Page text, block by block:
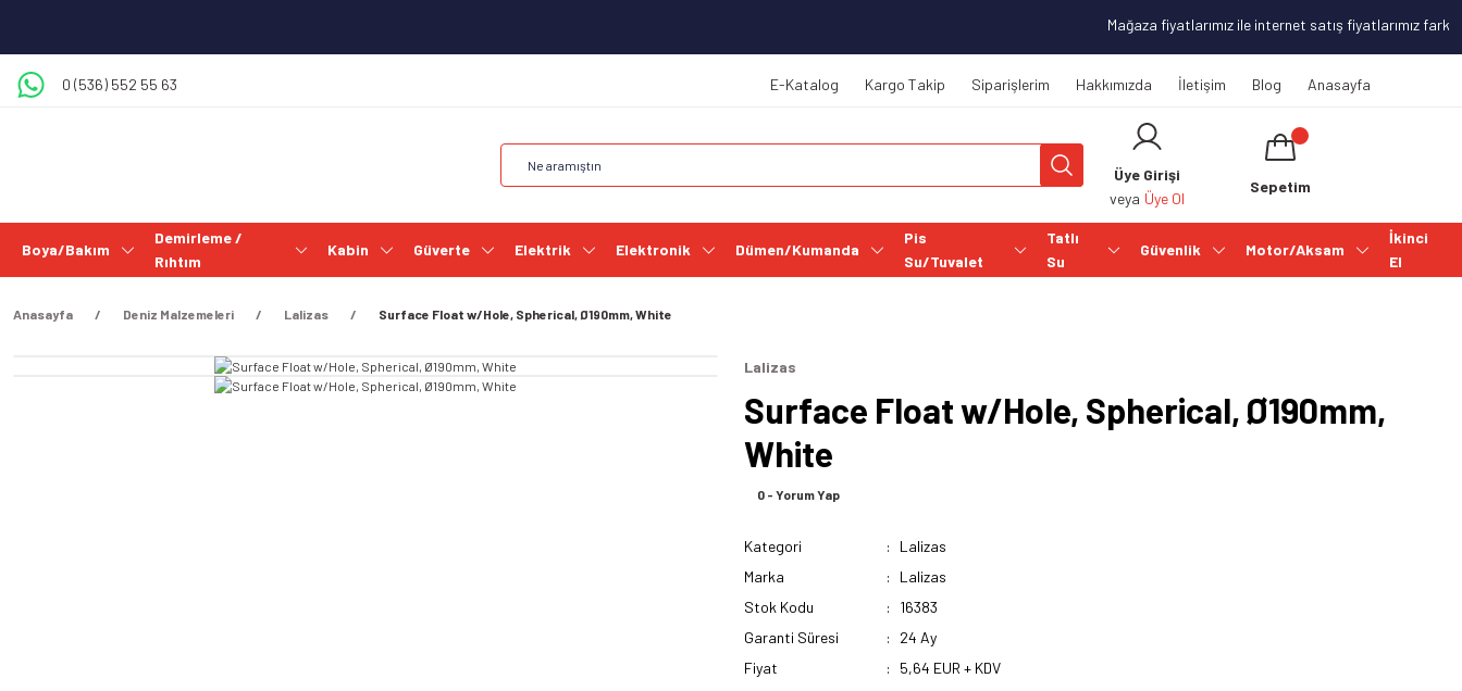
Mağaza fiyatlarımız ile internet satış fiyatlarımız
0 (536) 552 55 63 E-Katalog Kargo Takip Siparişlerim Hakkımızda İletişim Blog Anasayfa
Üye Girişi
veya Üye Ol
Sepetim
Boya/Bakım
Demirleme /
Rıhtım
Kabin Güverte Elektrik Elektronik Dümen/Kumanda
Pis
Su/Tuvalet
Tatlı
Su
Güvenlik Motor/Aksam
İkinci
El
Anasayfa Deniz Malzemeleri Lalizas Surface Float w/Hole, Spherical, Ø190mm, White
Lalizas
Surface Float w/Hole, Spherical, Ø190mm,
White
0 - Yorum Yap
Kategori
Lalizas
Marka
Lalizas
Stok Kodu
16383
Garanti Süresi
24 Ay
Fiyat
5,64 EUR + KDV